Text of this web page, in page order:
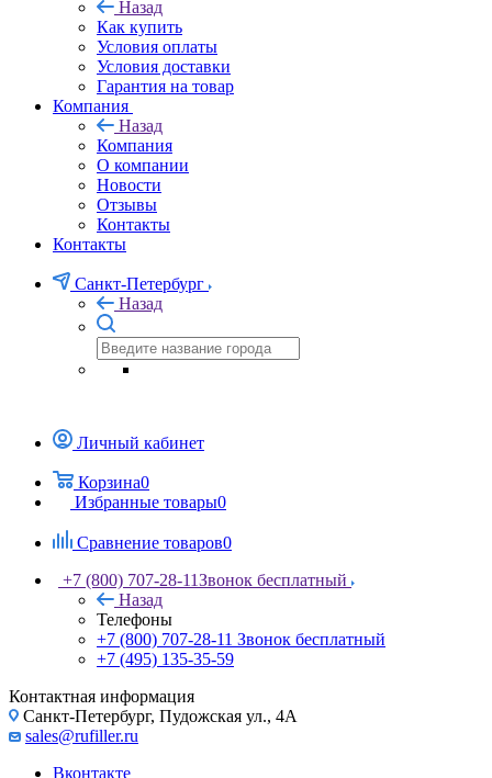
Назад
Как купить
Условия оплаты
Условия доставки
Гарантия на товар
Компания
Назад
Компания
О компании
Новости
Отзывы
Контакты
Контакты
Санкт-Петербург
Назад
Личный кабинет
Корзина0
Избранные товары0
Сравнение товаров0
+7 (800) 707-28-11Звонок бесплатный
Назад
Телефоны
+7 (800) 707-28-11 Звонок бесплатный
+7 (495) 135-35-59
Контактная информация
Санкт-Петербург, Пудожская ул., 4А
sales@rufiller.ru
Вконтакте